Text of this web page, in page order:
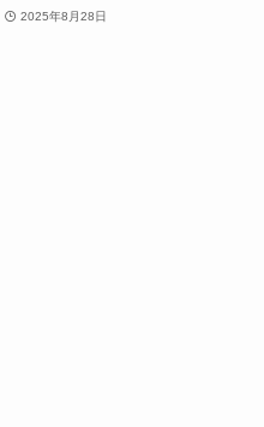
2025年8月28日